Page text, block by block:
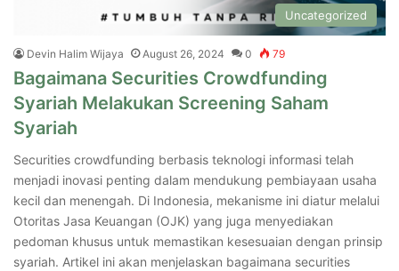
Uncategorized
Devin Halim Wijaya August 26, 2024 0 79
Bagaimana Securities Crowdfunding
Syariah Melakukan Screening Saham
Syariah
Securities crowdfunding berbasis teknologi informasi telah
menjadi inovasi penting dalam mendukung pembiayaan usaha
kecil dan menengah. Di Indonesia, mekanisme ini diatur melalui
Otoritas Jasa Keuangan (OJK) yang juga menyediakan
pedoman khusus untuk memastikan kesesuaian dengan prinsip
syariah. Artikel ini akan menjelaskan bagaimana securities